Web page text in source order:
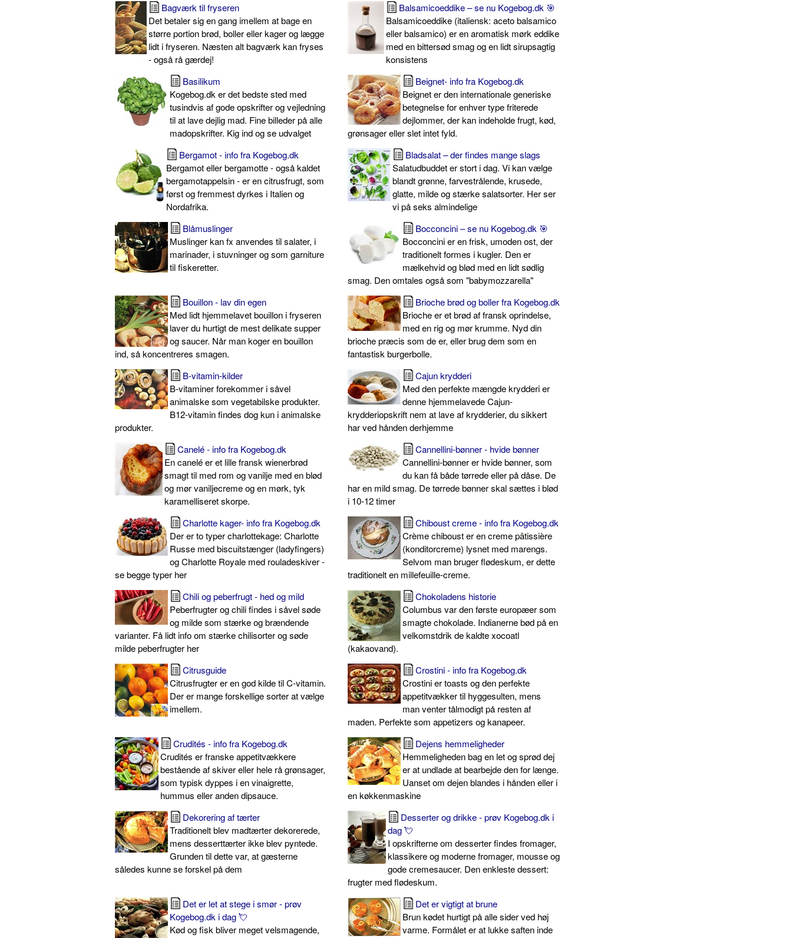
Bagværk til fryseren
Det betaler sig en gang imellem at bage en
større portion brød, boller eller kager og lægge
lidt i fryseren. Næsten alt bagværk kan fryses
- også rå gærdej!
Balsamicoeddike – se nu Kogebog.dk 🎯
Balsamicoeddike (italiensk: aceto balsamico
eller balsamico) er en aromatisk mørk eddike
med en bittersød smag og en lidt sirupsagtig
konsistens
Basilikum
Kogebog.dk er det bedste sted med
tusindvis af gode opskrifter og vejledning
til at lave dejlig mad. Fine billeder på alle
madopskrifter. Kig ind og se udvalget
Beignet- info fra Kogebog.dk
Beignet er den internationale generiske
betegnelse for enhver type friterede
dejlommer, der kan indeholde frugt, kød,
grønsager eller slet intet fyld.
Bergamot - info fra Kogebog.dk
Bergamot eller bergamotte - også kaldet
bergamotappelsin - er en citrusfrugt, som
først og fremmest dyrkes i Italien og
Nordafrika.
Bladsalat – der findes mange slags
Salatudbuddet er stort i dag. Vi kan vælge
blandt grønne, farvestrålende, krusede,
glatte, milde og stærke salatsorter. Her ser
vi på seks almindelige
Blåmuslinger
Muslinger kan fx anvendes til salater, i
marinader, i stuvninger og som garniture
til fiskeretter.
Bocconcini – se nu Kogebog.dk 🎯
Bocconcini er en frisk, umoden ost, der
traditionelt formes i kugler. Den er
mælkehvid og blød med en lidt sødlig
smag. Den omtales også som "babymozzarella"
Bouillon - lav din egen
Med lidt hjemmelavet bouillon i fryseren
laver du hurtigt de mest delikate supper
og saucer. Når man koger en bouillon
ind, så koncentreres smagen.
Brioche brød og boller fra Kogebog.dk
Brioche er et brød af fransk oprindelse,
med en rig og mør krumme. Nyd din
brioche præcis som de er, eller brug dem som en
fantastisk burgerbolle.
B-vitamin-kilder
B-vitaminer forekommer i såvel
animalske som vegetabilske produkter.
B12-vitamin findes dog kun i animalske
produkter.
Cajun krydderi
Med den perfekte mængde krydderi er
denne hjemmelavede Cajun-
krydderiopskrift nem at lave af krydderier, du sikkert
har ved hånden derhjemme
Canelé - info fra Kogebog.dk
En canelé er et lille fransk wienerbrød
smagt til med rom og vanilje med en blød
og mør vaniljecreme og en mørk, tyk
karamelliseret skorpe.
Cannellini-bønner - hvide bønner
Cannellini-bønner er hvide bønner, som
du kan få både tørrede eller på dåse. De
har en mild smag. De tørrede bønner skal sættes i blød
i 10-12 timer
Charlotte kager- info fra Kogebog.dk
Der er to typer charlottekage: Charlotte
Russe med biscuitstænger (ladyfingers)
og Charlotte Royale med rouladeskiver -
se begge typer her
Chiboust creme - info fra Kogebog.dk
Crème chiboust er en creme pâtissière
(konditorcreme) lysnet med marengs.
Selvom man bruger flødeskum, er dette
traditionelt en millefeuille-creme.
Chili og peberfrugt - hed og mild
Peberfrugter og chili findes i såvel søde
og milde som stærke og brændende
varianter. Få lidt info om stærke chilisorter og søde
milde peberfrugter her
Chokoladens historie
Columbus var den første europæer som
smagte chokolade. Indianerne bød på en
velkomstdrik de kaldte xocoatl
(kakaovand).
Citrusguide
Citrusfrugter er en god kilde til C-vitamin.
Der er mange forskellige sorter at vælge
imellem.
Crostini - info fra Kogebog.dk
Crostini er toasts og den perfekte
appetitvækker til hyggesulten, mens
man venter tålmodigt på resten af
maden. Perfekte som appetizers og kanapeer.
Crudités - info fra Kogebog.dk
Crudités er franske appetitvækkere
bestående af skiver eller hele rå grønsager,
som typisk dyppes i en vinaigrette,
hummus eller anden dipsauce.
Dejens hemmeligheder
Hemmeligheden bag en let og sprød dej
er at undlade at bearbejde den for længe.
Uanset om dejen blandes i hånden eller i
en køkkenmaskine
Dekorering af tærter
Traditionelt blev madtærter dekorerede,
mens desserttærter ikke blev pyntede.
Grunden til dette var, at gæsterne
således kunne se forskel på dem
Desserter og drikke - prøv Kogebog.dk i
dag 💘
I opskrifterne om desserter findes fromager,
klassikere og moderne fromager, mousse og
gode cremesaucer. Den enkleste dessert:
frugter med flødeskum.
Det er let at stege i smør - prøv
Kogebog.dk i dag 💘
Kød og fisk bliver meget velsmagende,
Det er vigtigt at brune
Brun kødet hurtigt på alle sider ved høj
varme. Formålet er at lukke saften inde